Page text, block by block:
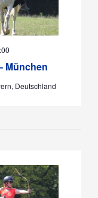
München
Deutschland